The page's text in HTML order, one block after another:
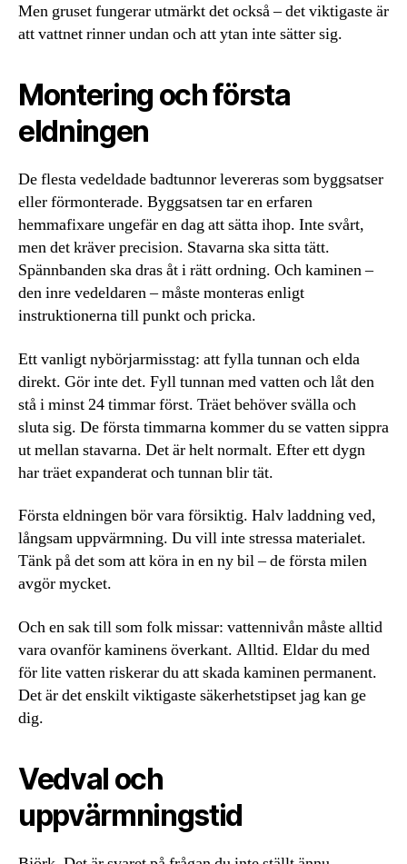
Men gruset fungerar utmärkt det också – det viktigaste är
att vattnet rinner undan och att ytan inte sätter sig.
Montering och första
eldningen
De flesta vedeldade badtunnor levereras som byggsatser
eller förmonterade. Byggsatsen tar en erfaren
hemmafixare ungefär en dag att sätta ihop. Inte svårt,
men det kräver precision. Stavarna ska sitta tätt.
Spännbanden ska dras åt i rätt ordning. Och kaminen –
den inre vedeldaren – måste monteras enligt
instruktionerna till punkt och pricka.
Ett vanligt nybörjarmisstag: att fylla tunnan och elda
direkt. Gör inte det. Fyll tunnan med vatten och låt den
stå i minst 24 timmar först. Träet behöver svälla och
sluta sig. De första timmarna kommer du se vatten sippra
ut mellan stavarna. Det är helt normalt. Efter ett dygn
har träet expanderat och tunnan blir tät.
Första eldningen bör vara försiktig. Halv laddning ved,
långsam uppvärmning. Du vill inte stressa materialet.
Tänk på det som att köra in en ny bil – de första milen
avgör mycket.
Och en sak till som folk missar: vattennivån måste alltid
vara ovanför kaminens överkant. Alltid. Eldar du med
för lite vatten riskerar du att skada kaminen permanent.
Det är det enskilt viktigaste säkerhetstipset jag kan ge
dig.
Vedval och
uppvärmningstid